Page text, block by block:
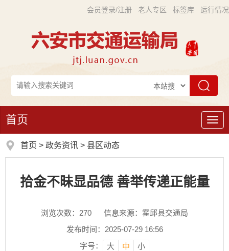
会员登录/注册 老人专区 标签库 运行情况
导
航
首页
首页 > 政务资讯 > 县区动态
拾金不昧显品德 善举传递正能量
浏览次数： 270
信息来源：霍邱县交通局
发布时间：2025-07-29 16:56
字号：
大 中 小